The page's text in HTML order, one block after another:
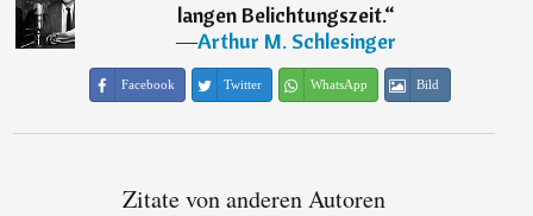
langen Belichtungszeit.“
―Arthur M. Schlesinger
Facebook Twitter WhatsApp Bild
Zitate von anderen Autoren